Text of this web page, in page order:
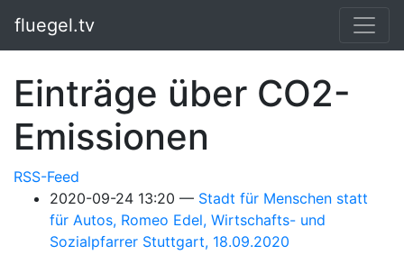
fluegel.tv
Einträge über CO2-
Emissionen
RSS-Feed
2020-09-24 13:20
Stadt für Menschen statt
für Autos, Romeo Edel, Wirtschafts- und
Sozialpfarrer Stuttgart, 18.09.2020